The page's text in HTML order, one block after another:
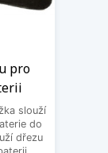
pro
slouží
do
dřezu